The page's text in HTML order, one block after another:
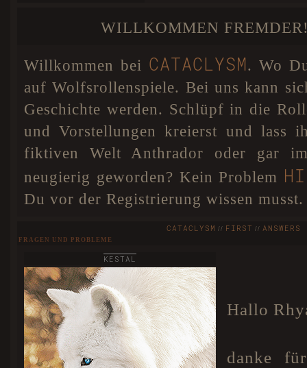
Das Forum wurde im Zuge der
DSGVO einigen Veränderungen unterzogen. Sollten
07. JAN 18 Cataclysm hat nun für Anthrador
eine interaktive Karte. Dies bedeutet, dass ihr euren
Wolf absofort selbst auf unserer Karte positionieren
befindet. Als besonderes Add-on könnt ihr in eurem
Profil sogar eine Farbe für euren Pin wählen! Dafür
wurde extra ein Colorpicker im Nutzerprofil eingebaut.
HIER
WILLKOMMEN
Willkommen bei CATACLYSM. Wo
auf Wolfsrollenspiele. Bei uns kann
Geschichte werden. Schlüpf in die
und Vorstellungen kreierst und lass
fiktiven Welt Anthrador oder gar
neugierig geworden? Kein Problem
Du vor der Registrierung wissen musst.
CATACLYSM // FIRST //
FRAGEN UND PROBLEME
KESTAL
Hallo
danke